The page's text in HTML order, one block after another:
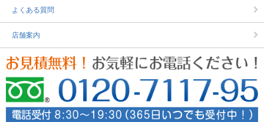
よくある質問
店舗案内